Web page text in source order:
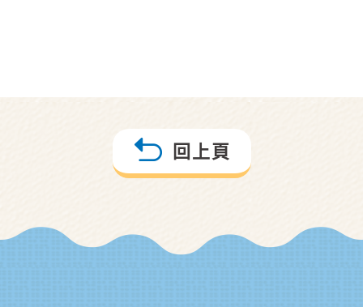
回上頁